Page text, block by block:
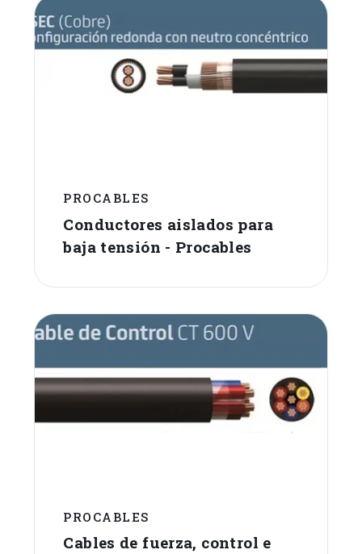
PROCABLES
Conductores aislados para
baja tensión - Procables
PROCABLES
Cables de fuerza, control e